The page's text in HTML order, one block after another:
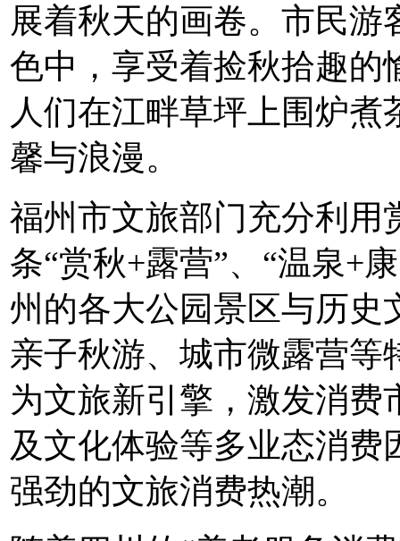
展着秋天的画卷。市民
色中，享受着捡秋拾趣的
人们在江畔草坪上围炉
馨与浪漫。
福州市文旅部门充分利用
条“赏秋+露营”、“温泉+
州的各大公园景区与历史
亲子秋游、城市微露营等
为文旅新引擎，激发消
及文化体验等多业态消
强劲的文旅消费热潮。